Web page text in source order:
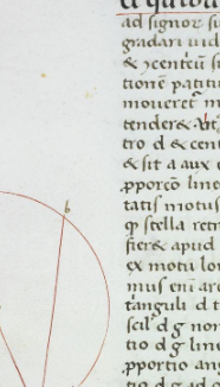
Jobs